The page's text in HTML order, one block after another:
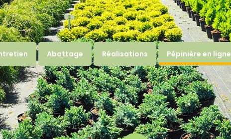
Abattage Réalisations Pépinière en ligne